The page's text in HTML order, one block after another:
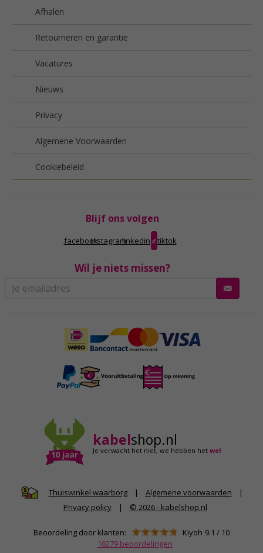
Afhalen
Retourneren en garantie
Vacatures
Nieuws
Privacy
Algemene Voorwaarden
Cookiebeleid
Blijf ons volgen
facebookinstagramlinkedin tiktok
Wil je niets missen?
kabelshop.nl
Je verwacht het niet,we hebben hetwel
Thuiswinkel waarborg | Algemene voorwaarden
|
Privacy policy
| © 2026 - kabelshop.nl
Beoordeling door klanten: Kiyoh 9.1 / 10
10279 beoordelingen